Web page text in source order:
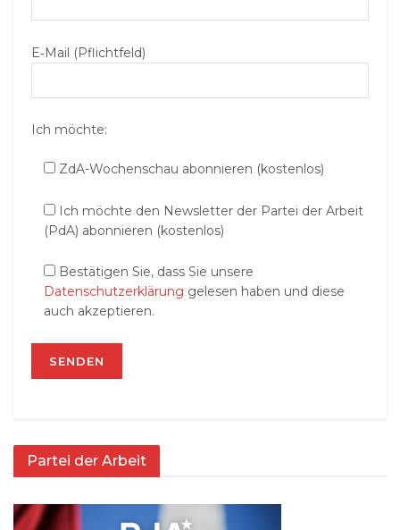
E‑Mail (Pflichtfeld)
Ich möchte:
ZdA-Wochenschau abonnieren (kostenlos)
Ich möchte den Newsletter der Partei der Arbeit
(PdA) abonnieren (kostenlos)
Bestätigen Sie, dass Sie unsere
Datenschutzerklärung gelesen haben und diese
auch akzeptieren.
Partei der Arbeit